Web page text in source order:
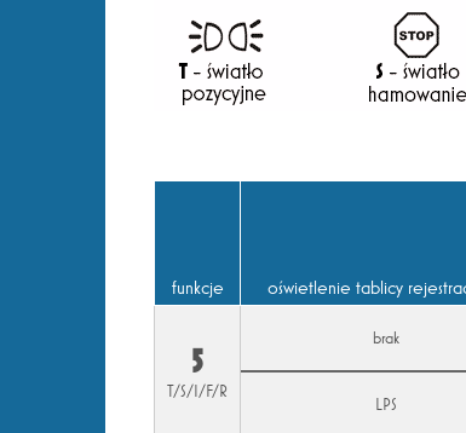
funkcje oświetlenie tablicy
5
T/S/I/F/R
brak
LPS